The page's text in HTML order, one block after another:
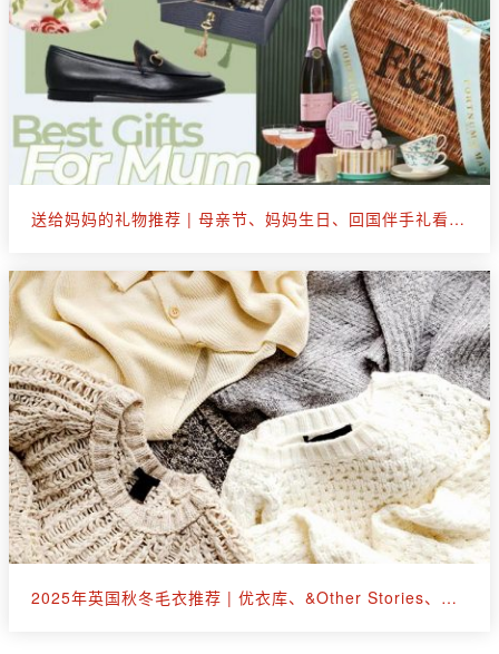
送给妈妈的礼物推荐 | 母亲节、妈妈生日、回国伴手礼看这篇就够了
2025年英国秋冬毛衣推荐 | 优衣库、&Other Stories、拉夫劳伦等30+款